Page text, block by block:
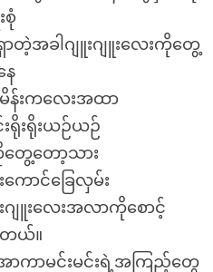
စုံ
တဲ့အခါဂျူးဂျူးလေးကိုတွေ့
းကလေးအထာ
ရိုးရိုးယဉ်ယဉ်
တွေ့တော့သား
ောင်ခြေလှမ်း
ျူးလေးအလာကိုစောင့်
တယ်။
အာကာမင်းမင်းရဲ့အကြည့်တွေ